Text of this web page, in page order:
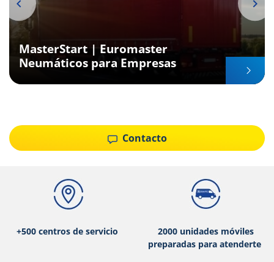
MasterStart | Euromaster
Neumáticos para Empresas
of
6
Contacto
+500 centros de servicio
2000 unidades móviles
preparadas para atenderte